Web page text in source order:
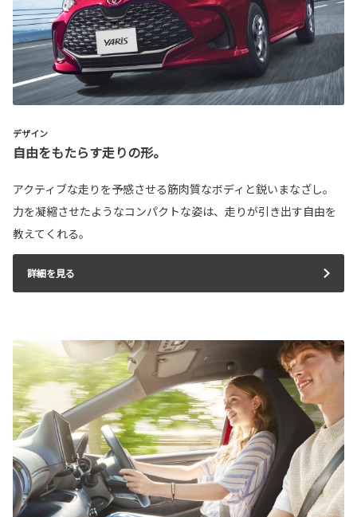
デザイン
自由をもたらす走りの形。
アクティブな走りを予感させる筋肉質なボディと鋭いまなざし。
力を凝縮させたようなコンパクトな姿は、走りが引き出す自由を
教えてくれる。
詳細を見る